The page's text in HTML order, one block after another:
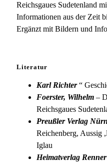
Reichsgaues Sudetenland
Informationen aus der Zeit
Ergänzt mit Bildern und
Literatur
Karl Richter“
Foerster, Wilhelm –
Reichsgaues
Preußler Verlag
Reichenberg, Aussig
Iglau
Heimatverlag Renner